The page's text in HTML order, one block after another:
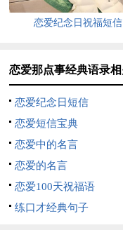
和妒嫉。
希望能被红烧一次啊。
14、有很多人被爱情伤
漠、麻木，可不相信爱
可以让一个不相信爱的
15、大家小时候都是祖
长成了奇葩。
恋爱纪念日祝福短信
恋爱那点事经典语录
恋爱纪念日短信
恋爱短信宝典
恋爱中的名言
恋爱的名言
恋爱100天祝福语
练口才经典句子